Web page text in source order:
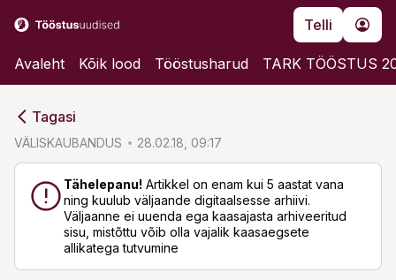
Telli
Avaleht Kõik lood Tööstusharud TARK TÖÖSTUS
Tagasi
VÄLISKAUBANDUS 28.02.18, 09:17
Tähelepanu! Artikkel on enam kui 5 aastat vana
ning kuulub väljaande digitaalsesse arhiivi.
Väljaanne ei uuenda ega kaasajasta arhiveeritud
sisu, mistõttu võib olla vajalik kaasaegsete
allikatega tutvumine